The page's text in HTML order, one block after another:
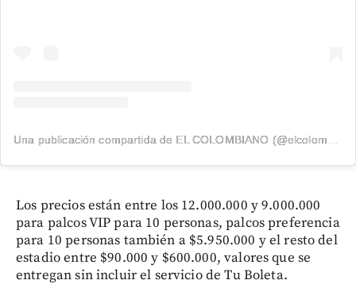
Los precios están entre los 12.000.000 y 9.000.000
para palcos VIP para 10 personas, palcos preferencia
para 10 personas también a $5.950.000 y el resto del
estadio entre $90.000 y $600.000, valores que se
entregan sin incluir el servicio de Tu Boleta.